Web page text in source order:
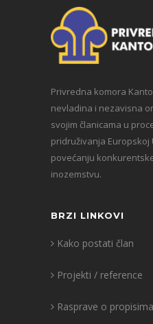
Privredna komora
nevladina i nezavisna
svojim članicama u
pridruživanja Europskoj
povećanju
inozemstvu.
BRZI LINKOVI
Kako postati član
Projekti / reference
Rasprave o propisima